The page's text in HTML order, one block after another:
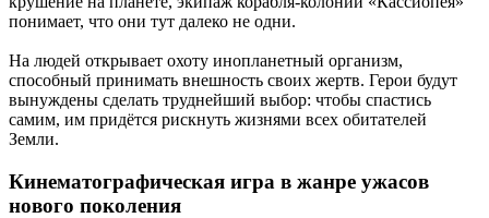
понимает, что они тут далеко не одни.
На людей открывает охоту инопланетный организм,
способный принимать внешность своих жертв. Герои будут
вынуждены сделать труднейший выбор: чтобы спастись
самим, им придётся рискнуть жизнями всех обитателей
Земли.
Кинематографическая игра в жанре ужасов
нового поколения